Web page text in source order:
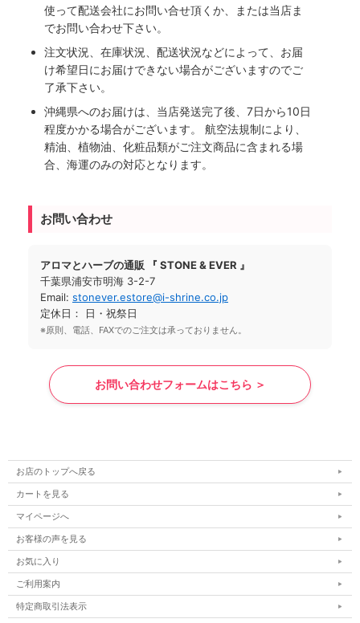
使って配送会社にお問い合せ頂くか、または当店ま
でお問い合わせ下さい。
注文状況、在庫状況、配送状況などによって、お届
け希望日にお届けできない場合がございますのでご
了承下さい。
沖縄県へのお届けは、当店発送完了後、7日から10日
程度かかる場合がございます。 航空法規制により、
精油、植物油、化粧品類がご注文商品に含まれる場
合、海運のみの対応となります。
お問い合わせ
アロマとハーブの通販 『 STONE & EVER 』
千葉県浦安市明海 3-2-7
Email: stonever.estore@i-shrine.co.jp
定休日： 日・祝祭日
※原則、電話、FAXでのご注文は承っておりません。
お問い合わせフォームはこちら ＞
お店のトップへ戻る
カートを見る
マイページへ
お客様の声を見る
お気に入り
ご利用案内
特定商取引法表示